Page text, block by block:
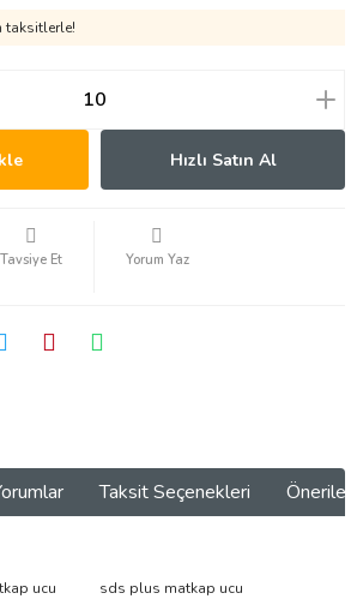
taksitlerle!
Hızlı Satın Al
Tavsiye Et Yorum Yaz
Taksit Seçenekleri
resim, ürün açıklamalarında ve diğer
ucu
sds plus matkap ucu